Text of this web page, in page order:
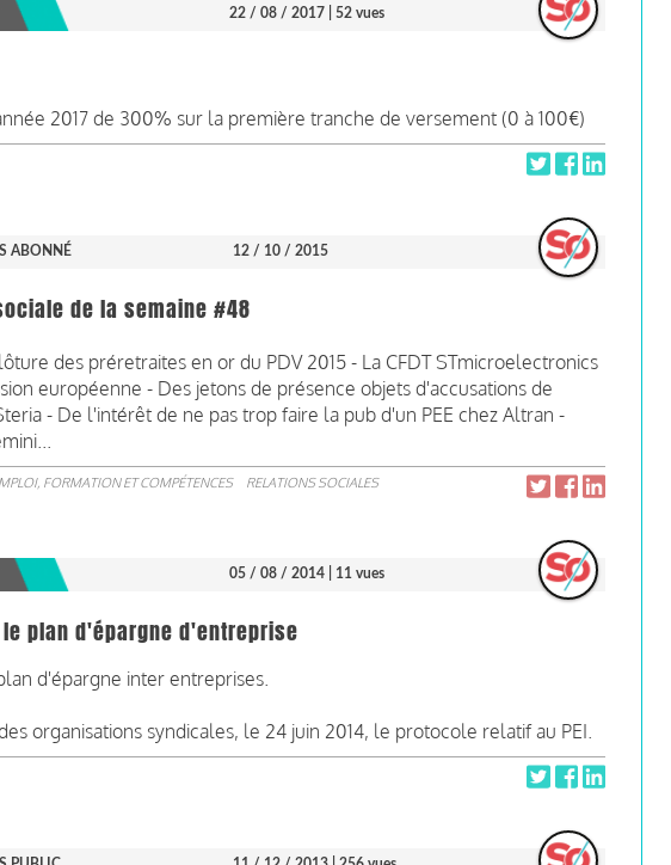
22 / 08 / 2017 | 52 vues
2017 de 300% sur la première tranche de versement (0 à 100€)
ABONNÉ 12 / 10 / 2015
de la semaine #48
des préretraites en or du PDV 2015 - La CFDT STmicroelectronics
européenne - Des jetons de présence objets d'accusations de
- De l'intérêt de ne pas trop faire la pub d'un PEE chez Altran -
FORMATION ET COMPÉTENCES RELATIONS SOCIALES
05 / 08 / 2014 | 11 vues
plan d'épargne d'entreprise
d'épargne inter entreprises.
organisations syndicales, le 24 juin 2014, le protocole relatif au PEI.